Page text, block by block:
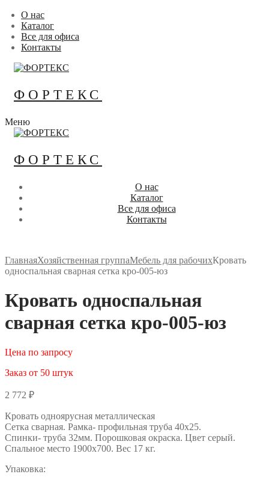
Перейти
содержимому
Меню
Закрыть
О нас
Каталог
Все для офиса
Контакты
ФОРТЕКС
Меню
ФОРТЕКС
О нас
Каталог
Все для офиса
Контакты
ГлавнаяХозяйственная группаМебель для рабочихКровать
односпальная сварная сетка кро-005-юз
Кровать односпальная
сварная сетка кро-005-юз
Цена по запросу
Заказ от 50 штук
2 772 ₽
Кровать одноярусная металлическая
Сетка сварная. Рамка- профильная труба 40х25.
Спинки- труба 32мм. Порошковая окраска. Цвет серый.
Спальное место 1900х700. Вес 17 кг.
Упаковка: